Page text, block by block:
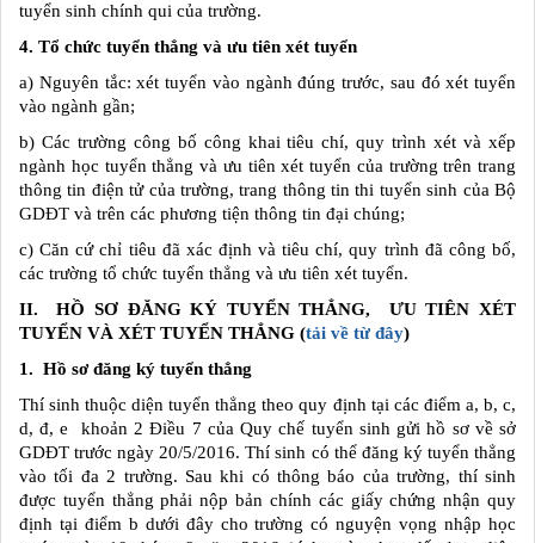
tuyển sinh chính qui của trường.
4. Tổ chức tuyển thẳng và ưu tiên xét tuyển
a) Nguyên tắc: xét tuyển vào ngành đúng trước, sau đó xét tuyển
vào ngành gần;
b) Các trường công bố công khai tiêu chí, quy trình xét và xếp
ngành học tuyển thẳng và ưu tiên xét tuyển của trường trên trang
thông tin điện tử của trường, trang thông tin thi tuyển sinh của Bộ
GDĐT và trên các phương tiện thông tin đại chúng;
c) Căn cứ chỉ tiêu đã xác định và tiêu chí, quy trình đã công bố,
các trường tổ chức tuyển thẳng và ưu tiên xét tuyển.
II. HỒ SƠ ĐĂNG KÝ TUYỂN THẲNG, ƯU TIÊN XÉT
TUYỂN VÀ XÉT TUYỂN THẲNG (tải về từ đây)
1. Hồ sơ đăng ký tuyển thẳng
Thí sinh thuộc diện tuyển thẳng theo quy định tại các điểm a, b, c,
d, đ, e khoản 2 Điều 7 của Quy chế tuyển sinh gửi hồ sơ về sở
GDĐT trước ngày 20/5/2016. Thí sinh có thể đăng ký tuyển thẳng
vào tối đa 2 trường. Sau khi có thông báo của trường, thí sinh
được tuyển thẳng phải nộp bản chính các giấy chứng nhận quy
định tại điểm b dưới đây cho trường có nguyện vọng nhập học